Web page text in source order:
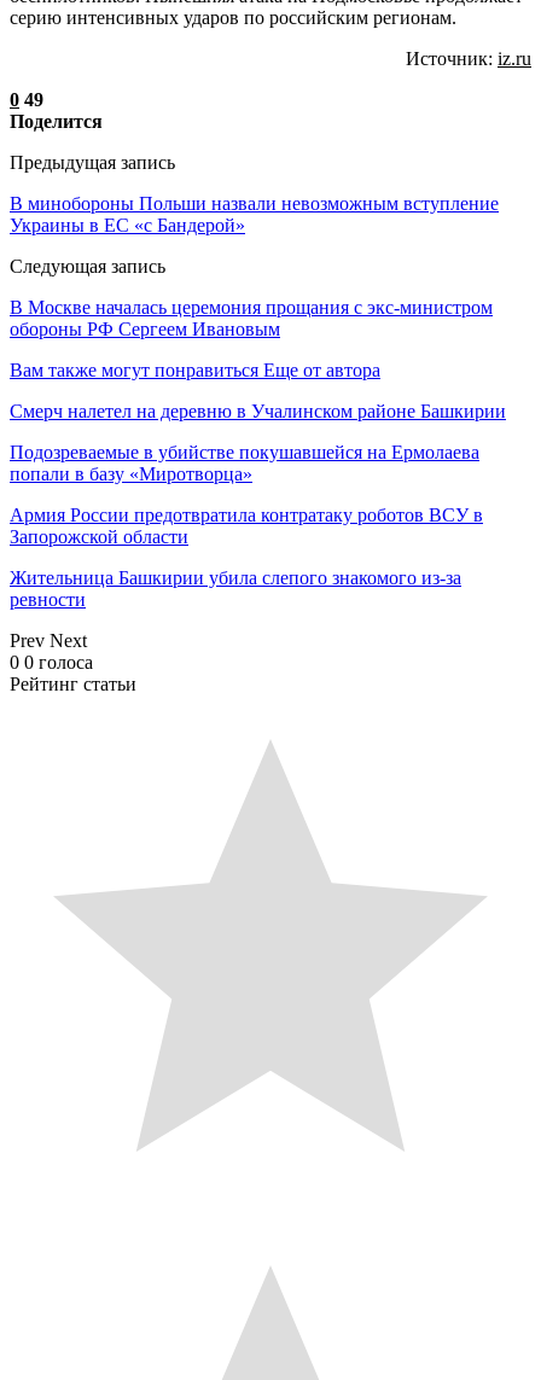
серию интенсивных ударов по российским регионам.
Источник: iz.ru
0 49
Поделится
Предыдущая запись
В минобороны Польши назвали невозможным вступление
Украины в ЕС «с Бандерой»
Следующая запись
В Москве началась церемония прощания с экс-министром
обороны РФ Сергеем Ивановым
Вам также могут понравиться Еще от автора
Смерч налетел на деревню в Учалинском районе Башкирии
Подозреваемые в убийстве покушавшейся на Ермолаева
попали в базу «Миротворца»
Армия России предотвратила контратаку роботов ВСУ в
Запорожской области
Жительница Башкирии убила слепого знакомого из-за
ревности
Prev Next
0 0 голоса
Рейтинг статьи